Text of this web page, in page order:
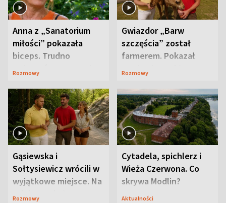
Anna z „Sanatorium
miłości” pokazała
biceps. Trudno
uwierzyć, co przeszła
Rozmowy
Gwiazdor „Barw
szczęścia” został
farmerem. Pokazał
swoje niezwykłe
Rozmowy
Gąsiewska i
Sołtysiewicz wrócili w
wyjątkowe miejsce. Na
szlaku czekał
Rozmowy
Cytadela, spichlerz i
Wieża Czerwona. Co
skrywa Modlin?
Aktualności